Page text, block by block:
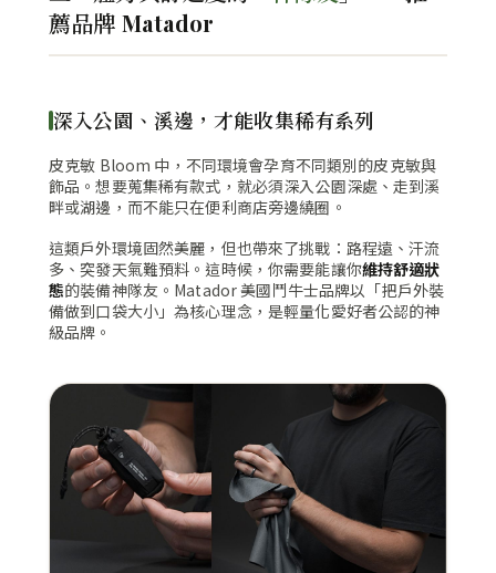
薦品牌 Matador
深入公園、溪邊，才能收集稀有系列
皮克敏 Bloom 中，不同環境會孕育不同類別的皮克敏與
飾品。想要蒐集稀有款式，就必須深入公園深處、走到溪
畔或湖邊，而不能只在便利商店旁邊繞圈。
這類戶外環境固然美麗，但也帶來了挑戰：路程遠、汗流
多、突發天氣難預料。這時候，你需要能讓你維持舒適狀
態的裝備神隊友。Matador 美國鬥牛士品牌以「把戶外裝
備做到口袋大小」為核心理念，是輕量化愛好者公認的神
級品牌。